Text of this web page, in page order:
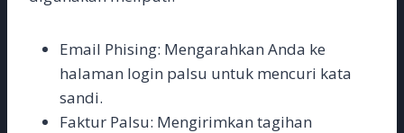
Email Phising: Mengarahkan Anda ke
halaman login palsu untuk mencuri kata
sandi.
Faktur Palsu: Mengirimkan tagihan